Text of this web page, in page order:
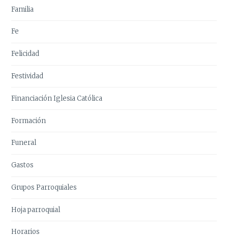
Familia
Fe
Felicidad
Festividad
Financiación Iglesia Católica
Formación
Funeral
Gastos
Grupos Parroquiales
Hoja parroquial
Horarios